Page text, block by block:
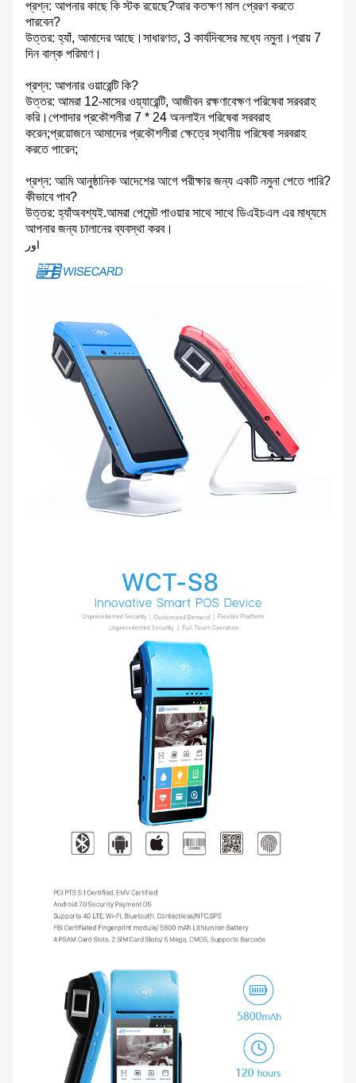
প্রশ্ন: আপনার কাছে কি স্টক রয়েছে?আর কতক্ষণ মাল প্রেরণ করতে
পারবেন?
উত্তর: হ্যাঁ, আমাদের আছে।সাধারণত, 3 কার্যদিবসের মধ্যে নমুনা।প্রায় 7
দিন বাল্ক পরিমাণ।
প্রশ্ন: আপনার ওয়ারেন্টি কি?
উত্তর: আমরা 12-মাসের ওয়্যারেন্টি, আজীবন রক্ষণাবেক্ষণ পরিষেবা সরবরাহ
করি।পেশাদার প্রকৌশলীরা 7 * 24 অনলাইন পরিষেবা সরবরাহ
করেন;প্রয়োজনে আমাদের প্রকৌশলীরা ক্ষেত্রে স্থানীয় পরিষেবা সরবরাহ
করতে পারেন;
প্রশ্ন: আমি আনুষ্ঠানিক আদেশের আগে পরীক্ষার জন্য একটি নমুনা পেতে পারি?
কীভাবে পাব?
উত্তর: হ্যাঁঅবশ্যই.আমরা পেমেন্ট পাওয়ার সাথে সাথে ডিএইচএল এর মাধ্যমে
আপনার জন্য চালানের ব্যবস্থা করব।
اور